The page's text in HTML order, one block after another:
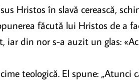
Hristos în slavă cerească,
făcută lui Hristos de a
din nor s-a auzit un glas:
teologică. El spune: